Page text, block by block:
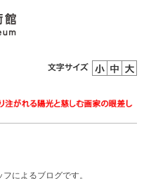
によるブログです。